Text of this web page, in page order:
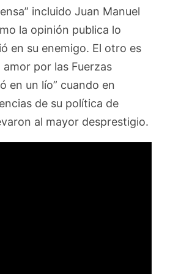
incluido Juan Manuel
la opinión publica lo
en su enemigo. El otro es
amor por las Fuerzas
en un lío” cuando en
de su política de
al mayor desprestigio.